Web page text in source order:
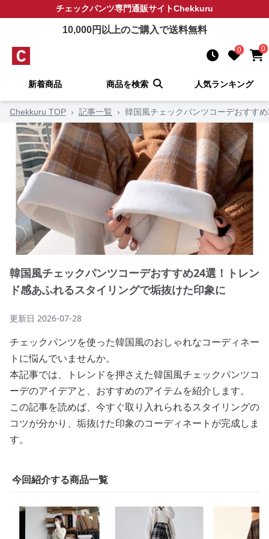
チェックパンツ専門通販サイトChekkuru
10,000円以上のご購入で送料無料
0 0
新着商品 商品を検索 人気ランキング
Chekkuru TOP › 記事一覧 › 韓国風チェックパンツコーデおすす
韓国風チェックパンツコーデおすすめ24選！トレン
ド感あふれるスタイリングで垢抜けた印象に
更新日 2026-07-28
チェックパンツを使った韓国風のおしゃれなコーディネー
トに悩んでいませんか。
本記事では、トレンドを押さえた韓国風チェックパンツコ
ーデのアイデアと、おすすめのアイテムを紹介します。
この記事を読めば、今すぐ取り入れられるスタイリングの
コツが分かり、垢抜けた印象のコーディネートが完成しま
す。
今回紹介する商品一覧